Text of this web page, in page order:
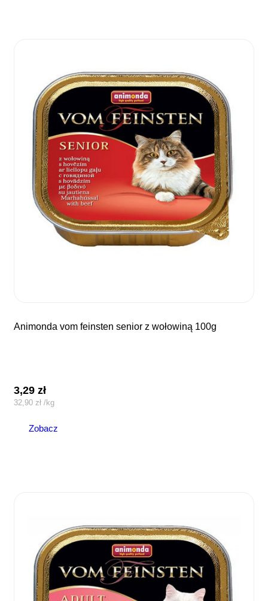
animonda vom feinsten senior z wołowiną 100g
3,29zł
32,90zł /kg
Zobacz